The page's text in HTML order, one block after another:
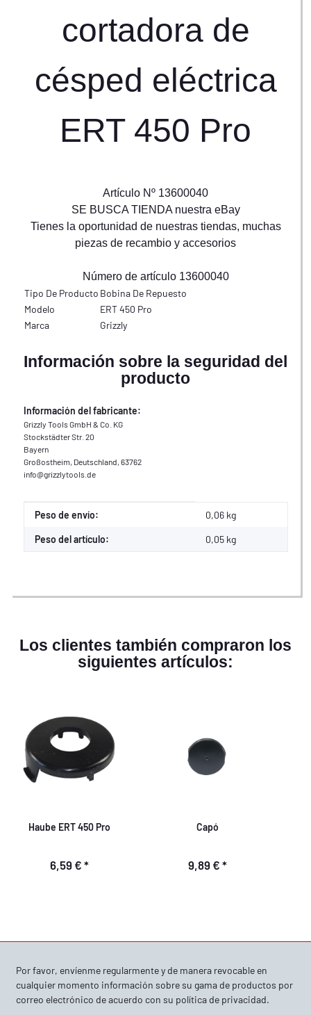
cortadora de
césped eléctrica
ERT 450 Pro
Artículo Nº 13600040
SE BUSCA TIENDA nuestra eBay
Tienes la oportunidad de nuestras tiendas, muchas
piezas de recambio y accesorios
Número de artículo 13600040
Tipo De Producto Bobina De Repuesto
Modelo
ERT 450 Pro
Marca
Grizzly
Información sobre la seguridad del
producto
Información del fabricante:
Grizzly Tools GmbH & Co. KG
Stockstädter Str. 20
Bayern
Großostheim, Deutschland, 63762
info@grizzlytools.de
Propiedad del producto
Valor
Peso de envío: 0,06 kg
Peso del artículo: 0,05 kg
Los clientes también compraron los
siguientes artículos:
Haube ERT 450 Pro
6,59 € *
Capó
9,89 € *
Por favor, envíenme regularmente y de manera revocable en
cualquier momento información sobre su gama de productos por
correo electrónico de acuerdo con su política de privacidad.